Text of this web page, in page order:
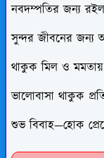
নবদম্পতির জন্য
সুন্দর জীবনের জন্য
থাকুক মিল ও মমতায়
ভালোবাসা থাকুক
শুভ বিবাহ—হোক